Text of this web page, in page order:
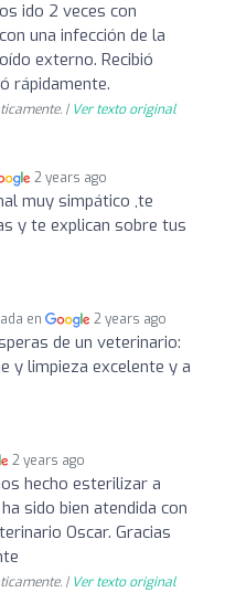
ido 2 veces con
una infección de la
externo. Recibió
rápidamente.
| Ver texto original
2 years ago
muy simpático ,te
y te explican sobre tus
en 2 years ago
de un veterinario:
y limpieza excelente y a
2 years ago
hecho esterilizar a
sido bien atendida con
Oscar. Gracias
| Ver texto original